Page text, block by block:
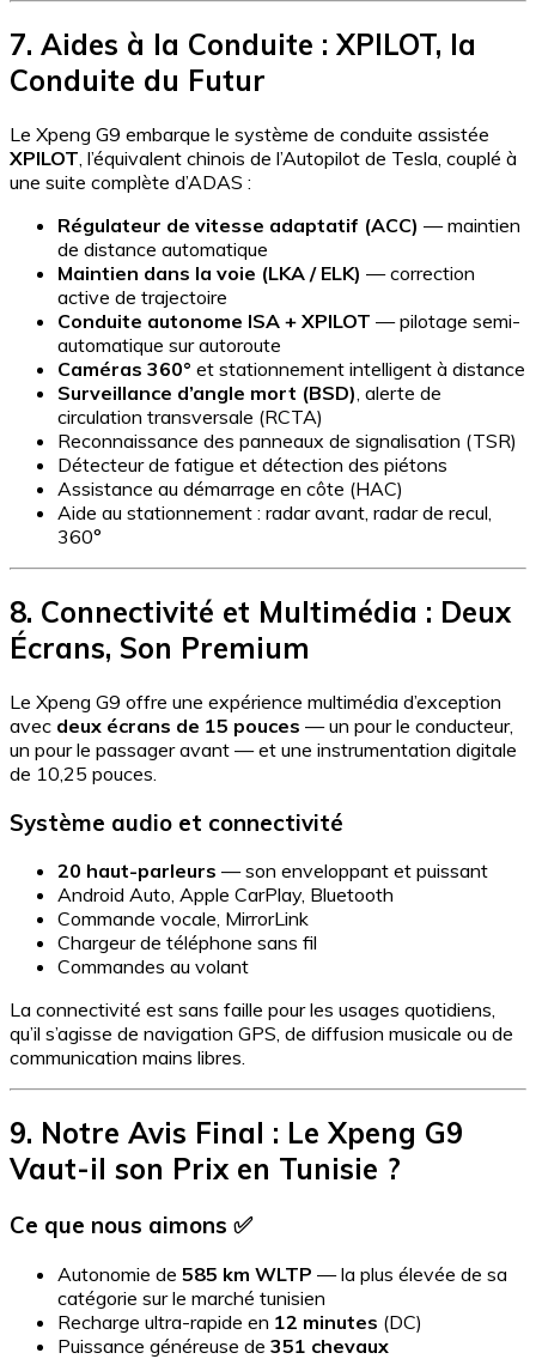
7. Aides à la Conduite : XPILOT, la
Conduite du Futur
Le Xpeng G9 embarque le système de conduite assistée
XPILOT, l’équivalent chinois de l’Autopilot de Tesla, couplé à
une suite complète d’ADAS :
Régulateur de vitesse adaptatif (ACC) — maintien
de distance automatique
Maintien dans la voie (LKA / ELK) — correction
active de trajectoire
Conduite autonome ISA + XPILOT — pilotage semi-
automatique sur autoroute
Caméras 360° et stationnement intelligent à distance
Surveillance d’angle mort (BSD), alerte de
circulation transversale (RCTA)
Reconnaissance des panneaux de signalisation (TSR)
Détecteur de fatigue et détection des piétons
Assistance au démarrage en côte (HAC)
Aide au stationnement : radar avant, radar de recul,
360°
8. Connectivité et Multimédia : Deux
Écrans, Son Premium
Le Xpeng G9 offre une expérience multimédia d’exception
avec deux écrans de 15 pouces — un pour le conducteur,
un pour le passager avant — et une instrumentation digitale
de 10,25 pouces.
Système audio et connectivité
20 haut-parleurs — son enveloppant et puissant
Android Auto, Apple CarPlay, Bluetooth
Commande vocale, MirrorLink
Chargeur de téléphone sans fil
Commandes au volant
La connectivité est sans faille pour les usages quotidiens,
qu’il s’agisse de navigation GPS, de diffusion musicale ou de
communication mains libres.
9. Notre Avis Final : Le Xpeng G9
Vaut-il son Prix en Tunisie ?
Ce que nous aimons ✅
Autonomie de 585 km WLTP — la plus élevée de sa
catégorie sur le marché tunisien
Recharge ultra-rapide en 12 minutes (DC)
Puissance généreuse de 351 chevaux